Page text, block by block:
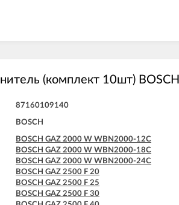
(комплект 10шт) BOSCH
87160109140
BOSCH
BOSCH GAZ 2000 W WBN2000-12C
BOSCH GAZ 2000 W WBN2000-18C
BOSCH GAZ 2000 W WBN2000-24C
BOSCH GAZ 2500 F 20
BOSCH GAZ 2500 F 25
BOSCH GAZ 2500 F 30